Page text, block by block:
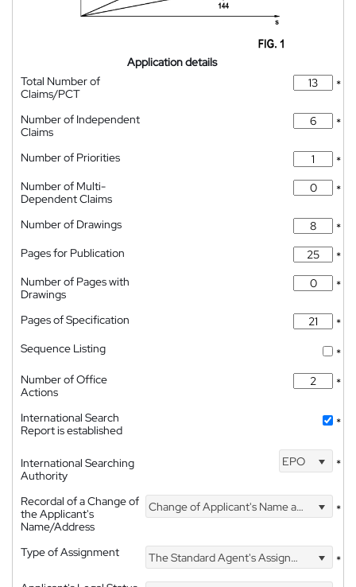
Application details
Total Number of
Claims/PCT
*
Number of Independent
Claims
*
Number of Priorities
*
Number of Multi-
Dependent Claims
*
Number of Drawings
*
Pages for Publication
*
Number of Pages with
Drawings
*
Pages of Specification
*
Sequence Listing
*
Number of Office
Actions
*
International Search
Report is established
*
International Searching
Authority
EPO *
Recordal of a Change of
the Applicant's
Name/Address
Change of Applicant's Name and Address *
Type of Assignment The Standard Agent's Assignment
*